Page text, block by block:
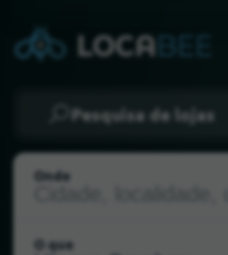
Pesquisa de lojas
Onde
O que